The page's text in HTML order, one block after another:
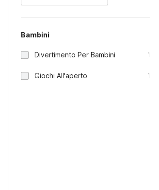
Bambini
Divertimento Per Bambini 1
Giochi All'aperto 1